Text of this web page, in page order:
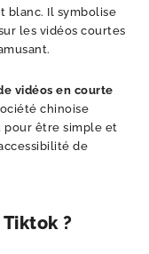
blanc. Il symbolise
les vidéos courtes
vidéos en courte
chinoise
pour être simple et
de
?